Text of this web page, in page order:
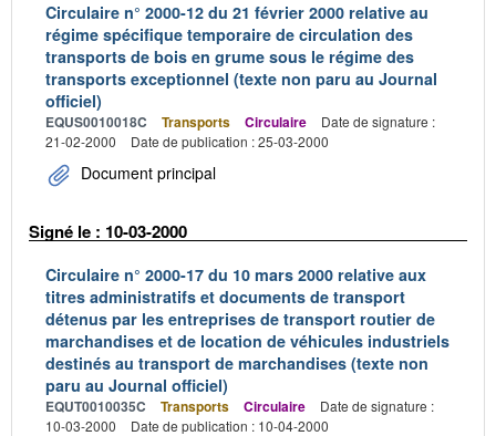
Circulaire n° 2000-12 du 21 février 2000 relative au
régime spécifique temporaire de circulation des
transports de bois en grume sous le régime des
transports exceptionnel (texte non paru au Journal
officiel)
EQUS0010018C Transports Circulaire
Date de signature :
21-02-2000
Date de publication : 25-03-2000
Document principal
Signé le : 10-03-2000
Circulaire n° 2000-17 du 10 mars 2000 relative aux
titres administratifs et documents de transport
détenus par les entreprises de transport routier de
marchandises et de location de véhicules industriels
destinés au transport de marchandises (texte non
paru au Journal officiel)
EQUT0010035C Transports Circulaire
Date de signature :
10-03-2000
Date de publication : 10-04-2000